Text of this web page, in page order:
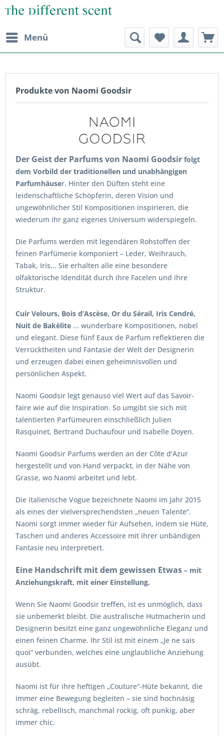
Menü
Produkte von Naomi Goodsir
Der Geist der Parfums von Naomi Goodsir folgt
dem Vorbild der traditionellen und unabhängigen
Parfumhäuser. Hinter den Düften steht eine
leidenschaftliche Schöpferin, deren Vision und
ungewöhnlicher Stil Kompositionen inspirieren, die
wiederum ihr ganz eigenes Universum widerspiegeln.
Die Parfums werden mit legendären Rohstoffen der
feinen Parfümerie komponiert – Leder, Weihrauch,
Tabak, Iris... Sie erhalten alle eine besondere
olfaktorische Idendität durch ihre Facelen und ihre
Struktur.
Cuir Velours, Bois d’Ascèse, Or du Sérail, Iris Cendré,
Nuit de Bakélite ... wunderbare Kompositionen, nobel
und elegant. Diese fünf Eaux de Parfum reflektieren die
Verrücktheiten und Fantasie der Welt der Designerin
und erzeugen dabei einen geheimnisvollen und
persönlichen Aspekt.
Naomi Goodsir legt genauso viel Wert auf das Savoir-
faire wie auf die Inspiration. So umgibt sie sich mit
talentierten Parfümeuren einschließlich Julien
Rasquinet, Bertrand Duchaufour und Isabelle Doyen.
Naomi Goodsir Parfums werden an der Côte d‘Azur
hergestellt und von Hand verpackt, in der Nähe von
Grasse, wo Naomi arbeitet und lebt.
Die italienische Vogue bezeichnete Naomi im Jahr 2015
als eines der vielversprechendsten „neuen Talente“.
Naomi sorgt immer wieder für Aufsehen, indem sie Hüte,
Taschen und anderes Accessoire mit ihrer unbändigen
Fantasie neu interpretiert.
Eine Handschrift mit dem gewissen Etwas – mit
Anziehungskraft, mit einer Einstellung.
Wenn Sie Naomi Goodsir treffen, ist es unmöglich, dass
sie unbemerkt bleibt. Die australische Hutmacherin und
Designerin besitzt eine ganz ungewöhnliche Eleganz und
einen feinen Charme. Ihr Stil ist mit einem „Je ne sais
quoi“ verbunden, welches eine unglaubliche Anziehung
ausübt.
Naomi ist für ihre heftigen „Couture“-Hüte bekannt, die
immer eine Bewegung begleiten – sie sind hochnäsig
schräg, rebellisch, manchmal rockig, oft punkig, aber
immer chic.